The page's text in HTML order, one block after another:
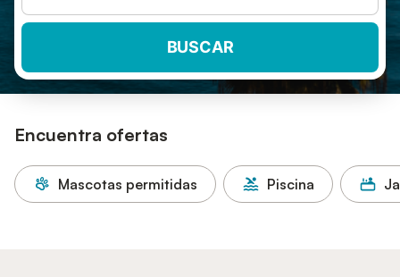
BUSCAR
Encuentra ofertas
Mascotas permitidas Piscina